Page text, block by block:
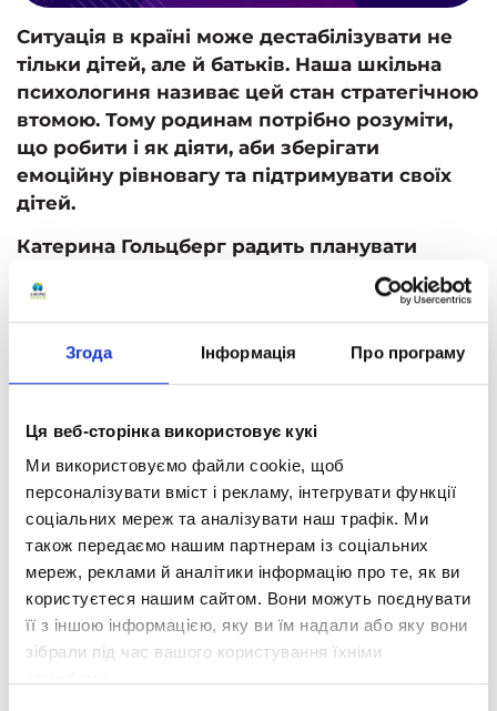
Згода Інформація Про програму
Ця веб-сторінка використовує кукі
Ми використовуємо файли cookie, щоб
персоналізувати вміст і рекламу, інтегрувати функції
соціальних мереж та аналізувати наш трафік. Ми
також передаємо нашим партнерам із соціальних
мереж, реклами й аналітики інформацію про те, як ви
користуєтеся нашим сайтом. Вони можуть поєднувати
її з іншою інформацією, яку ви їм надали або яку вони
зібрали під час вашого користування їхніми
Ситуація в країні може дестабілізувати не
тільки дітей, але й батьків. Наша шкільна
психологиня називає цей стан стратегічною
втомою. Тому родинам потрібно розуміти,
що робити і як діяти, аби зберігати
емоційну рівновагу та підтримувати своїх
дітей.
Катерина Гольцберг радить планувати
майбутнє. Нехай навіть ці плани будуть не
масштабними, але їх обов'язково треба
прописувати і для себе, і для дитини. Це
дозволить уникнути емоційних гойдалок.
навчити її на власному прикладі. Придбайте
гарний щоденник або завантажте
застосунок і починайте разом складати
плани на майбутнє.
Всі емоції та почуття важливі, поганих чи
гарних не існує. Тому важливо
обговорювати та проживати будь-які з них.
Існують природні захисні механізми, які
направлені на зменшення негативних